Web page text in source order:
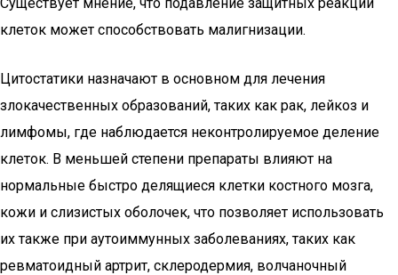
клеток может способствовать малигнизации.
Цитостатики назначают в основном для лечения
злокачественных образований, таких как рак, лейкоз и
лимфомы, где наблюдается неконтролируемое деление
клеток. В меньшей степени препараты влияют на
нормальные быстро делящиеся клетки костного мозга,
кожи и слизистых оболочек, что позволяет использовать
их также при аутоиммунных заболеваниях, таких как
ревматоидный артрит, склеродермия, волчаночный